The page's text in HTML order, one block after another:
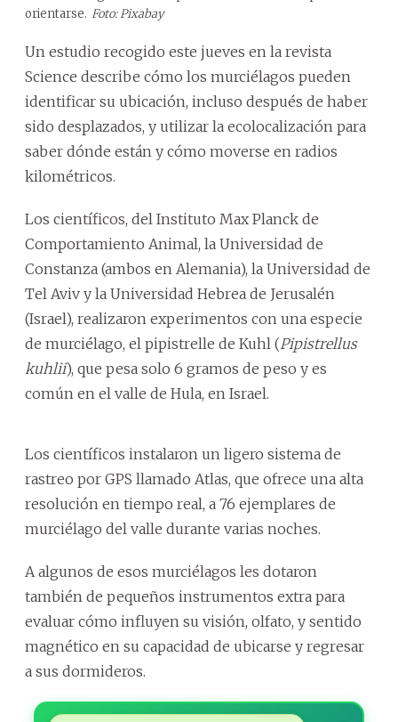
orientarse. Foto: Pixabay
Un estudio recogido este jueves en la revista
Science describe cómo los murciélagos pueden
identificar su ubicación, incluso después de haber
sido desplazados, y utilizar la ecolocalización para
saber dónde están y cómo moverse en radios
kilométricos.
Los científicos, del Instituto Max Planck de
Comportamiento Animal, la Universidad de
Constanza (ambos en Alemania), la Universidad de
Tel Aviv y la Universidad Hebrea de Jerusalén
(Israel), realizaron experimentos con una especie
de murciélago, el pipistrelle de Kuhl (Pipistrellus
kuhlii), que pesa solo 6 gramos de peso y es
común en el valle de Hula, en Israel.
Los científicos instalaron un ligero sistema de
rastreo por GPS llamado Atlas, que ofrece una alta
resolución en tiempo real, a 76 ejemplares de
murciélago del valle durante varias noches.
A algunos de esos murciélagos les dotaron
también de pequeños instrumentos extra para
evaluar cómo influyen su visión, olfato, y sentido
magnético en su capacidad de ubicarse y regresar
a sus dormideros.